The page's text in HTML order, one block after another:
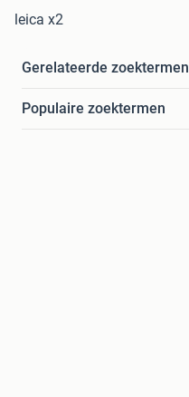
leica x2
Gerelateerde zoektermen
Populaire zoektermen